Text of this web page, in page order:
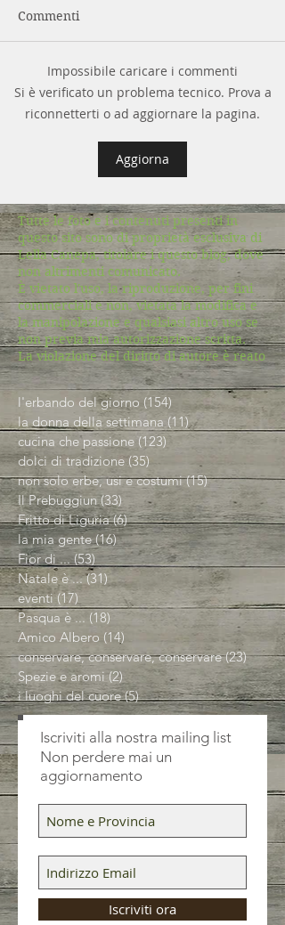
Commenti
Impossibile caricare i commenti
Si è verificato un problema tecnico. Prova a
riconnetterti o ad aggiornare la pagina.
Aggiorna
Tutte le foto e i contenuti presenti in
questo sito sono di proprietà esclusiva di
Lella Canepa, titolare i questo blog, dove
non altrimenti comunicato.
È vietato l'uso, la riproduzione, per fini
commerciali e non, vietata la modifica e
la manipolazione e qualsiasi altro uso se
non previa mia autorizzazione scritta.
La violazione del diritto di autore è reato
l'erbando del giorno (154) 154 post
la donna della settimana (11)11 post
cucina che passione (123) 123 post
dolci di tradizione (35) 35 post
non solo erbe, usi e costumi (15)15 post
Il Prebuggiun (33) 33 post
Fritto di Liguria (6)6 post
la mia gente (16)16 post
Fior di ... (53) 53 post
Natale è ... (31) 31 post
eventi (17) 17 post
Pasqua è ... (18) 18 post
Amico Albero (14)
conservare, conservare, conservare (23)23 post
Spezie e aromi (2) 2 post
i luoghi del cuore (5)5 post
Iscriviti alla nostra mailing list
Non perdere mai un
aggiornamento
Iscriviti ora